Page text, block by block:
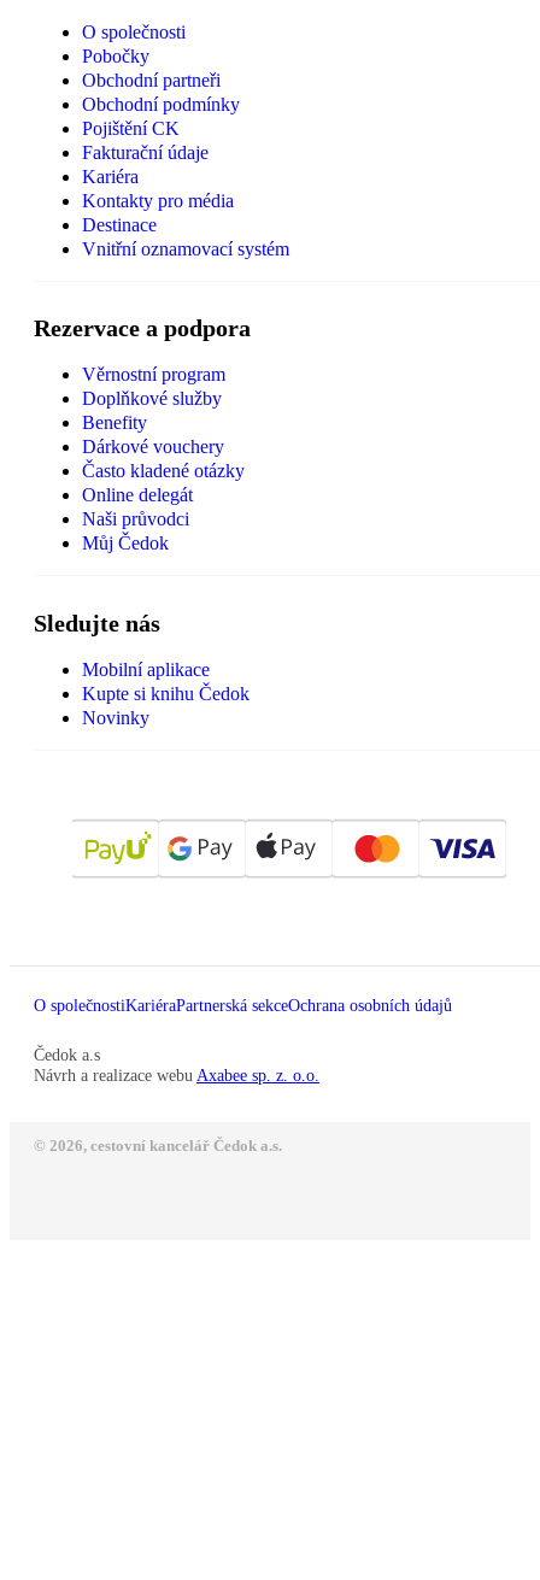
O společnosti
Pobočky
Obchodní partneři
Obchodní podmínky
Pojištění CK
Fakturační údaje
Kariéra
Kontakty pro média
Destinace
Vnitřní oznamovací systém
Rezervace a podpora
Věrnostní program
Doplňkové služby
Benefity
Dárkové vouchery
Často kladené otázky
Online delegát
Naši průvodci
Můj Čedok
Sledujte nás
Mobilní aplikace
Kupte si knihu Čedok
Novinky
O společnostiKariéraPartnerská sekceOchrana osobních údajů
Čedok a.s
Návrh a realizace webu Axabee sp. z. o.o.
© 2026, cestovní kancelář Čedok a.s.